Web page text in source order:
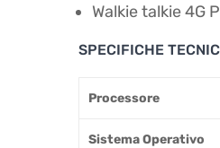
Walkie talkie 4G
SPECIFICHE
Processore
Sistema Operativo